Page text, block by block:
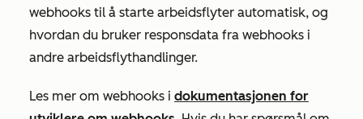
webhooks til å starte arbeidsflyter automatisk, og
hvordan du bruker responsdata fra webhooks i
andre arbeidsflythandlinger.
Les mer om webhooks i dokumentasjonen for